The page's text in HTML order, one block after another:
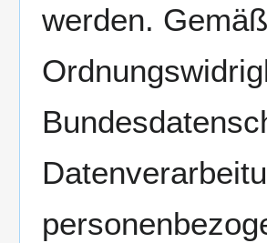
werden.